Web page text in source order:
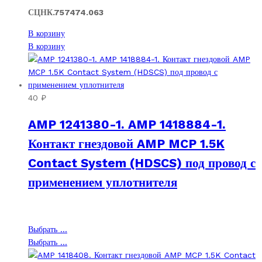
товара.
странице
СЦНК.757474.063
В корзину
В корзину
40 ₽
AMP 1241380-1. AMP 1418884-1.
Контакт гнездовой AMP MCP 1.5K
Contact System (HDSCS) под провод с
применением уплотнителя
Выбрать ...
имеет
Выбрать ...
товар